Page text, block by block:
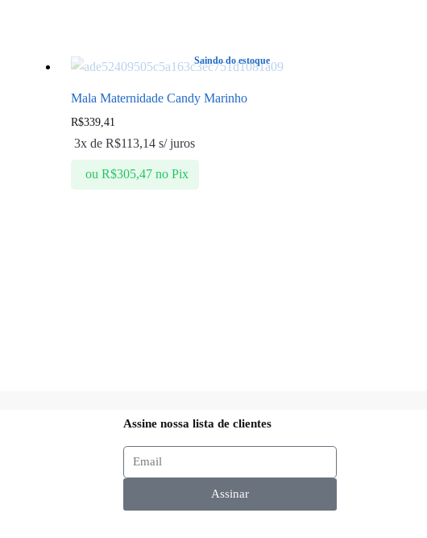
Saindo do estoque
Mala Maternidade Candy Marinho
R$339,41
ou R$305,47 no Pix
3x deR$113,14 s/ juros
Assine nossa lista de clientes
Assinar